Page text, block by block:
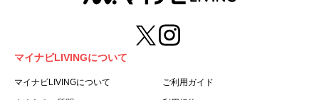
１.「本サ―ビス」とは、第１章第１条で規定する当社が運
営するマイナビLIVINGを意味します。
２.「利用者」とは、第１章第２条に規定する本サービスを
利用する個人を意味します。
３.「本サイト」とは、当社が運営する本サービスに関する
マイナビLIVINGについて
マイナビLIVINGについて ご利用ガイド